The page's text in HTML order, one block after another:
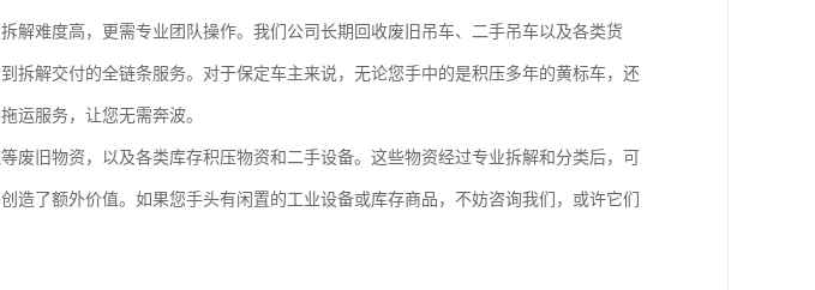
解难度高，更需专业团队操作。我们公司长期回收废旧吊车、二手吊车以及各类货
拆解交付的全链条服务。对于保定车主来说，无论您手中的是积压多年的黄标车，还
运服务，让您无需奔波。
废旧物资，以及各类库存积压物资和二手设备。这些物资经过专业拆解和分类后，可
造了额外价值。如果您手头有闲置的工业设备或库存商品，不妨咨询我们，或许它们